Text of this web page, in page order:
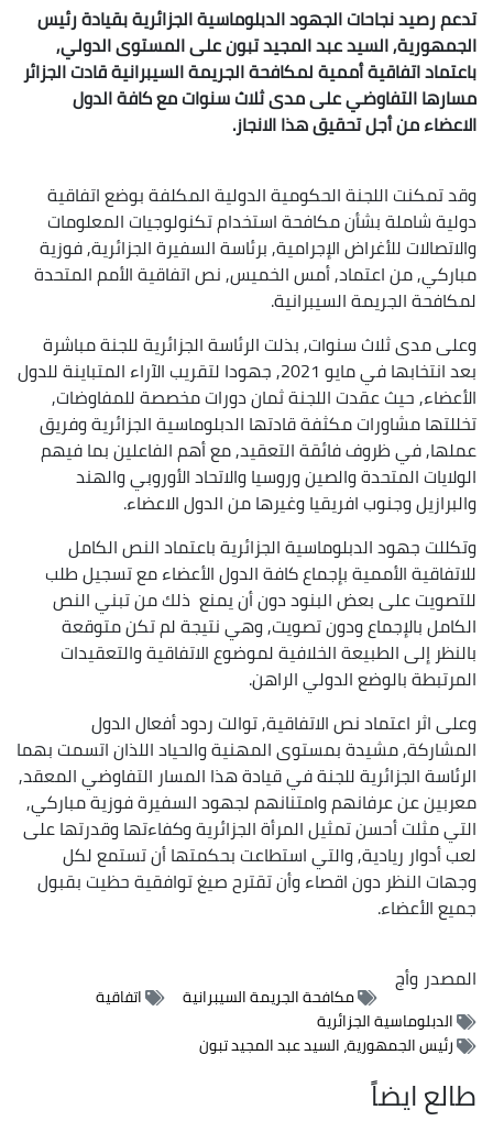
تدعم رصيد نجاحات الجهود الدبلوماسية الجزائرية بقيادة رئيس
الجمهورية, السيد عبد المجيد تبون على المستوى الدولي,
باعتماد اتفاقية أممية لمكافحة الجريمة السيبرانية قادت الجزائر
مسارها التفاوضي على مدى ثلاث سنوات مع كافة الدول
الاعضاء من أجل تحقيق هذا الانجاز.
وقد تمكنت اللجنة الحكومية الدولية المكلفة بوضع اتفاقية
دولية شاملة بشأن مكافحة استخدام تكنولوجيات المعلومات
والاتصالات للأغراض الإجرامية, برئاسة السفيرة الجزائرية, فوزية
مباركي, من اعتماد, أمس الخميس, نص اتفاقية الأمم المتحدة
لمكافحة الجريمة السيبرانية.
وعلى مدى ثلاث سنوات, بذلت الرئاسة الجزائرية للجنة مباشرة
بعد انتخابها في مايو 2021, جهودا لتقريب الآراء المتباينة للدول
الأعضاء, حيث عقدت اللجنة ثمان دورات مخصصة للمفاوضات,
تخللتها مشاورات مكثفة قادتها الدبلوماسية الجزائرية وفريق
عملها, في ظروف فائقة التعقيد, مع أهم الفاعلين بما فيهم
الولايات المتحدة والصين وروسيا والاتحاد الأوروبي والهند
والبرازيل وجنوب افريقيا وغيرها من الدول الاعضاء.
وتكللت جهود الدبلوماسية الجزائرية باعتماد النص الكامل
للاتفاقية الأممية بإجماع كافة الدول الأعضاء مع تسجيل طلب
للتصويت على بعض البنود دون أن يمنع ذلك من تبني النص
الكامل بالإجماع ودون تصويت, وهي نتيجة لم تكن متوقعة
بالنظر إلى الطبيعة الخلافية لموضوع الاتفاقية والتعقيدات
المرتبطة بالوضع الدولي الراهن.
وعلى اثر اعتماد نص الاتفاقية, توالت ردود أفعال الدول
المشاركة, مشيدة بمستوى المهنية والحياد اللذان اتسمت بهما
الرئاسة الجزائرية للجنة في قيادة هذا المسار التفاوضي المعقد,
معربين عن عرفانهم وامتنانهم لجهود السفيرة فوزية مباركي,
التي مثلت أحسن تمثيل المرأة الجزائرية وكفاءتها وقدرتها على
لعب أدوار ريادية, والتي استطاعت بحكمتها أن تستمع لكل
وجهات النظر دون اقصاء وأن تقترح صيغ توافقية حظيت بقبول
جميع الأعضاء.
المصدروأج
مكافحة الجريمة السيبرانية
اتفاقية
الدبلوماسية الجزائرية
رئيس الجمهورية، السيد عبد المجيد تبون
طالع ايضاً